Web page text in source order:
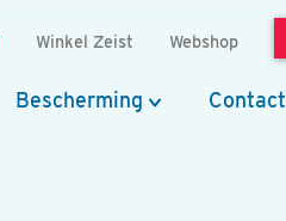
Winkel Zeist Webshop
Bescherming Contact